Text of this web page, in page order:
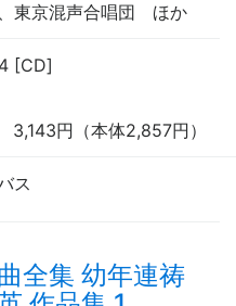
、東京混声合唱団 ほか
[CD]
3,143円（本体2,857円）
ス
全集 幼年連祷